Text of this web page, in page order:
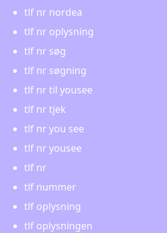
tlf nr nordea
tlf nr oplysning
tlf nr søg
tlf nr søgning
tlf nr til yousee
tlf nr tjek
tlf nr you see
tlf nr yousee
tlf nr
tlf nummer
tlf oplysning
tlf oplysningen